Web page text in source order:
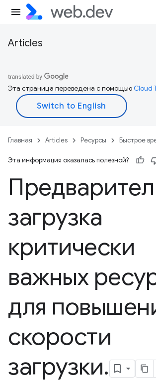
Articles
Эта страница переведена с помощьюCloud
Главная Articles Ресурсы Быстрое
Эта информация оказалась полезной?
загрузка
критически
важных
для
скорости
загрузки.